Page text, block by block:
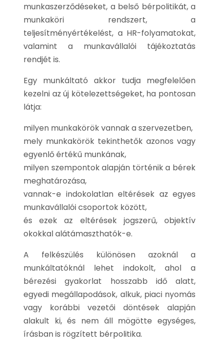
munkaszerződéseket, a belső bérpolitikát, a
munkaköri rendszert, a
teljesítményértékelést, a HR-folyamatokat,
valamint a munkavállalói tájékoztatás
rendjét is.
Egy munkáltató akkor tudja megfelelően
kezelni az új kötelezettségeket, ha pontosan
látja:
milyen munkakörök vannak a szervezetben,
mely munkakörök tekinthetők azonos vagy
egyenlő értékű munkának,
milyen szempontok alapján történik a bérek
meghatározása,
vannak-e indokolatlan eltérések az egyes
munkavállalói csoportok között,
és ezek az eltérések jogszerű, objektív
okokkal alátámaszthatók-e.
A felkészülés különösen azoknál a
munkáltatóknál lehet indokolt, ahol a
bérezési gyakorlat hosszabb idő alatt,
egyedi megállapodások, alkuk, piaci nyomás
vagy korábbi vezetői döntések alapján
alakult ki, és nem áll mögötte egységes,
írásban is rögzített bérpolitika.